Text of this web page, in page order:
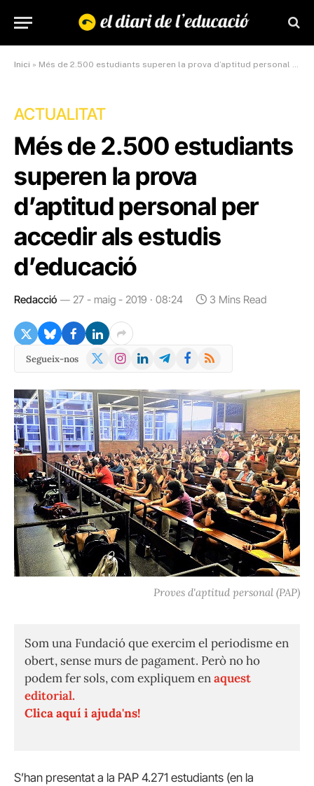
Inici » Més de 2.500 estudiants superen la prova d’aptitud personal per accedir als estudis d’educació
ACTUALITAT
Més de 2.500 estudiants
superen la prova
d’aptitud personal per
accedir als estudis
d’educació
Redacció 27 - maig - 2019 · 08:24 3 Mins Read
Segueix-nos
X
Instagram
LinkedInTelegramFacebook
RSS
Proves d'aptitud personal (PAP)
Som una Fundació que exercim el periodisme en
obert, sense murs de pagament. Però no ho
podem fer sols, com expliquem enaquest
editorial.
Clica aquí i ajuda'ns!
S’han presentat a la PAP 4.271 estudiants (en la